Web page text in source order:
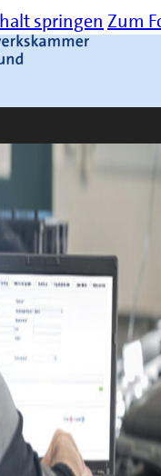
springen Zum